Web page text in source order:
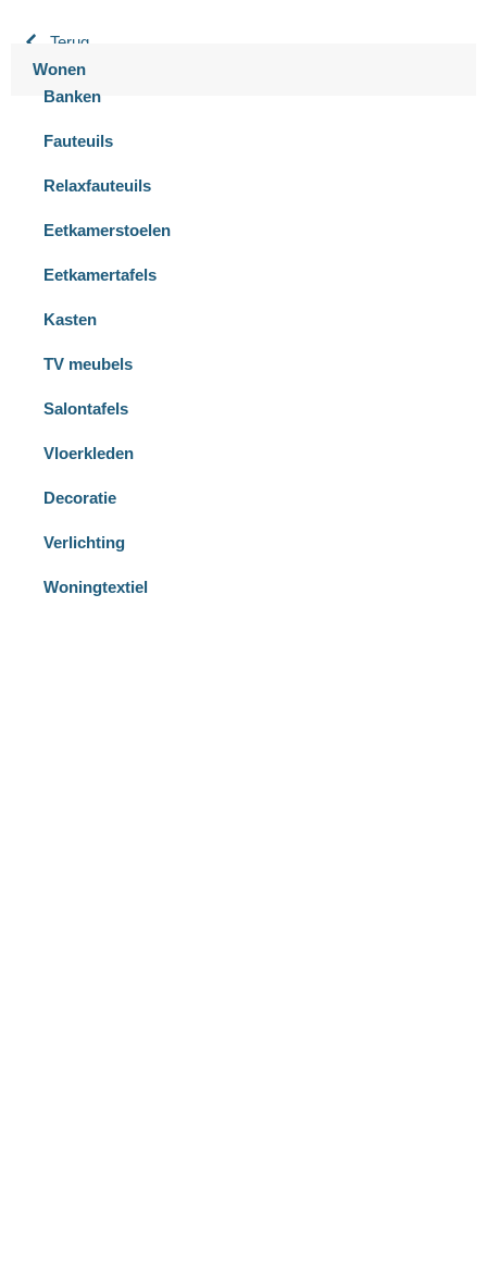
Terug
Wonen
Banken
Fauteuils
Relaxfauteuils
Eetkamerstoelen
Eetkamertafels
Kasten
TV meubels
Salontafels
Vloerkleden
Decoratie
Verlichting
Woningtextiel